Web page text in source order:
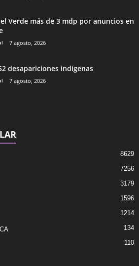
Verde más de 3 mdp por anuncios en
7 agosto, 2026
desapariciones indígenas
7 agosto, 2026
8629
7256
3179
1596
1214
134
110